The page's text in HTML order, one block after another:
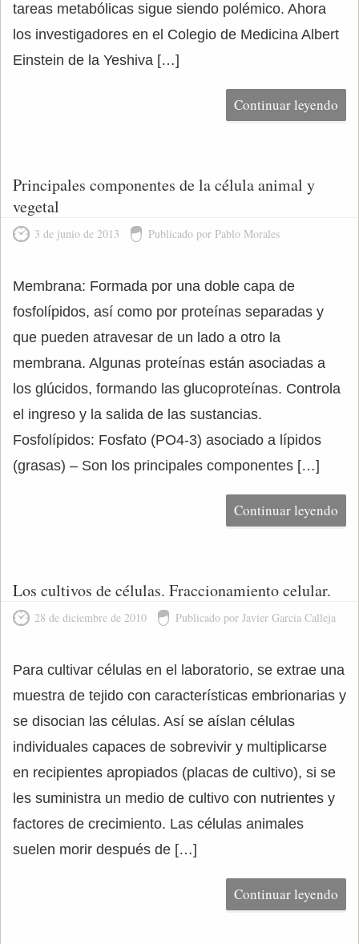
tareas metabólicas sigue siendo polémico. Ahora
los investigadores en el Colegio de Medicina Albert
Einstein de la Yeshiva […]
Continuar leyendo
Principales componentes de la célula animal y
vegetal
3 de junio de 2013 Publicado por Pablo Morales
Membrana: Formada por una doble capa de
fosfolípidos, así como por proteínas separadas y
que pueden atravesar de un lado a otro la
membrana. Algunas proteínas están asociadas a
los glúcidos, formando las glucoproteínas. Controla
el ingreso y la salida de las sustancias.
Fosfolípidos: Fosfato (PO4-3) asociado a lípidos
(grasas) – Son los principales componentes […]
Continuar leyendo
Los cultivos de células. Fraccionamiento celular.
28 de diciembre de 2010 Publicado por Javier García Calleja
Para cultivar células en el laboratorio, se extrae una
muestra de tejido con características embrionarias y
se disocian las células. Así se aíslan células
individuales capaces de sobrevivir y multiplicarse
en recipientes apropiados (placas de cultivo), si se
les suministra un medio de cultivo con nutrientes y
factores de crecimiento. Las células animales
suelen morir después de […]
Continuar leyendo